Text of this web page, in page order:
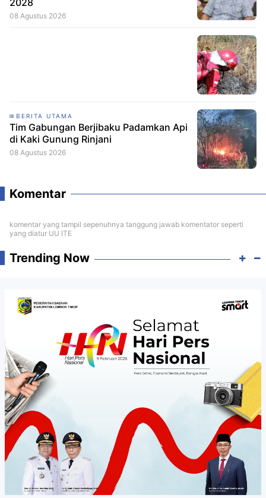
2028
08 Agustus 2026
BERITA UTAMA
Tim Gabungan Berjibaku Padamkan Api
di Kaki Gunung Rinjani
08 Agustus 2026
Komentar
komentar yang tampil sepenuhnya tanggung jawab komentator seperti
yang diatur UU ITE
Trending Now